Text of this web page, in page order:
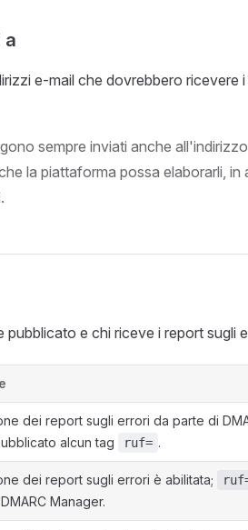
a
e-mail che dovrebbero ricevere
sempre inviati anche
la piattaforma possa elaborarli, in
pubblicato e chi riceve i report sugli
dei report sugli errori da parte di
alcun tag
ruf= .
dei report sugli errori è abilitata;
Manager.